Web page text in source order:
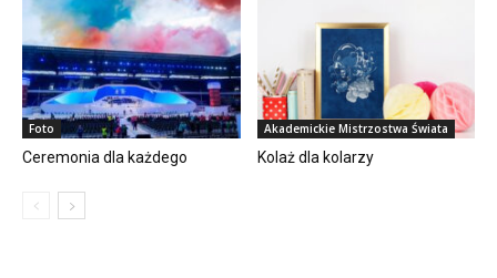
Foto
Ceremonia dla każdego
Akademickie Mistrzostwa Świata
Kolaż dla kolarzy